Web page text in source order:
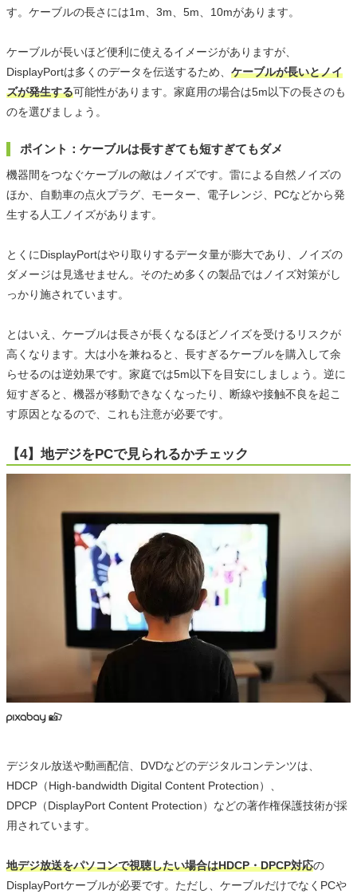
す。ケーブルの長さには1m、3m、5m、10mがあります。
ケーブルが長いほど便利に使えるイメージがありますが、
DisplayPortは多くのデータを伝送するため、 ケーブルが長いとノイ
ズが発生する可能性があります。家庭用の場合は5m以下の長さのも
のを選びましょう。
ポイント：ケーブルは長すぎても短すぎてもダメ
機器間をつなぐケーブルの敵はノイズです。雷による自然ノイズの
ほか、自動車の点火プラグ、モーター、電子レンジ、PCなどから発
生する人工ノイズがあります。
とくにDisplayPortはやり取りするデータ量が膨大であり、ノイズの
ダメージは見逃せません。そのため多くの製品ではノイズ対策がし
っかり施されています。
とはいえ、ケーブルは長さが長くなるほどノイズを受けるリスクが
高くなります。大は小を兼ねると、長すぎるケーブルを購入して余
らせるのは逆効果です。家庭では5m以下を目安にしましょう。逆に
短すぎると、機器が移動できなくなったり、断線や接触不良を起こ
す原因となるので、これも注意が必要です。
【4】地デジをPCで見られるかチェック
デジタル放送や動画配信、DVDなどのデジタルコンテンツは、
HDCP（High-bandwidth Digital Content Protection）、
DPCP（DisplayPort Content Protection）などの著作権保護技術が採
用されています。
地デジ放送をパソコンで視聴したい場合はHDCP・DPCP対応の
DisplayPortケーブルが必要です。ただし、ケーブルだけでなくPCや